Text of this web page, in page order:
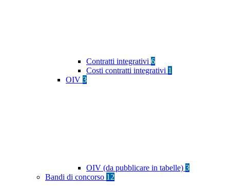
Contratti integrativi 6
Costi contratti integrativi 1
OIV 3
OIV (da pubblicare in tabelle) 3
Bandi di concorso 12